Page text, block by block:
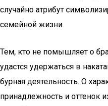
случайно атрибут
семейной жизни.
Тем, кто не помышляет о
удастся удержаться в
бурная деятельность. О
принадлежность и оттенок